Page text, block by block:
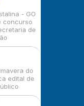
- GO
concurso
de
do
edital de